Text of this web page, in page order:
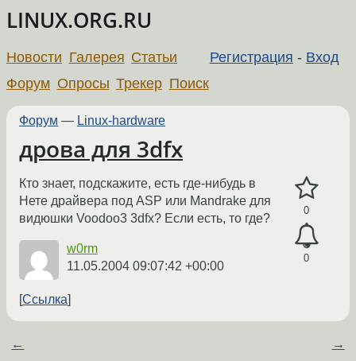
LINUX.ORG.RU
Регистрация - Вход
Новости Галерея Статьи
Форум Опросы Трекер Поиск
Форум — Linux-hardware
дрова для 3dfx
0
0
Кто знает, подскажите, есть где-нибудь в
Нете драйвера под ASP или Mandrake для
видюшки Voodoo3 3dfx? Если есть, то где?
w0rm
11.05.2004 09:07:42 +00:00
Ссылка
← →